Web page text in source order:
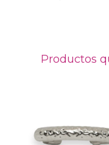
Productos